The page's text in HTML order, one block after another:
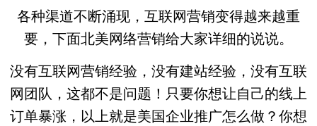
各种渠道不断涌现，互联网营销变得越来越重
要，下面北美网络营销给大家详细的说说。
没有互联网营销经验，没有建站经验，没有互联
网团队，这都不是问题！只要你想让自己的线上
订单暴涨，以上就是美国企业推广怎么做？你想